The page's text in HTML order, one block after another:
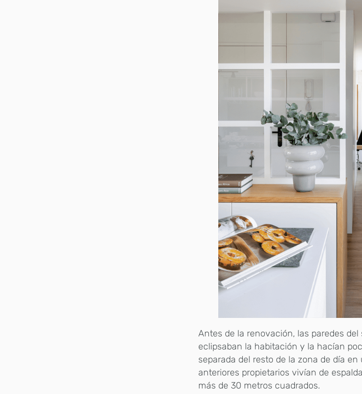
Antes de la renovación, las paredes
eclipsaban la habitación y la hacían
separada del resto de la zona de día
anteriores propietarios vivían de
más de 30 metros cuadrados.